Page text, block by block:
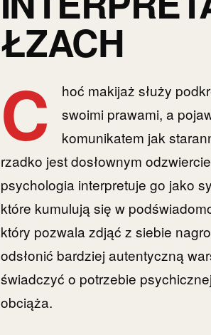
ŁZACH
C
hoć makijaż służy
swoimi prawami, a
komunikatem jak
rzadko jest dosłownym
psychologia interpretuje go jako
które kumulują się w
który pozwala zdjąć z siebie
odsłonić bardziej autentyczną
świadczyć o potrzebie
obciąża.